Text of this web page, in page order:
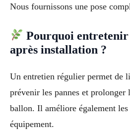
Nous fournissons une pose
Pourquoi entretenir
après installation ?
Un entretien régulier permet de
prévenir les pannes et prolonger
ballon. Il améliore également
équipement.